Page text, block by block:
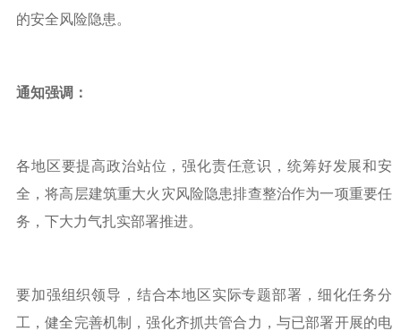
的安全风险隐患。
通知强调：
各地区要提高政治站位，强化责任意识，统筹好发展和安
全，将高层建筑重大火灾风险隐患排查整治作为一项重要任
务，下大力气扎实部署推进。
要加强组织领导，结合本地区实际专题部署，细化任务分
工，健全完善机制，强化齐抓共管合力，与已部署开展的电